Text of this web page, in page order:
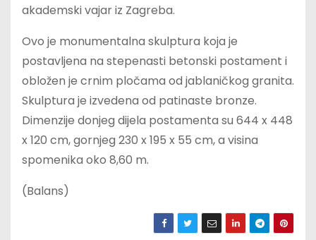
akademski vajar iz Zagreba.
Ovo je monumentalna skulptura koja je
postavljena na stepenasti betonski postament i
obložen je crnim pločama od jablaničkog granita.
Skulptura je izvedena od patinaste bronze.
Dimenzije donjeg dijela postamenta su 644 x 448
x 120 cm, gornjeg 230 x 195 x 55 cm, a visina
spomenika oko 8,60 m.
(Balans)